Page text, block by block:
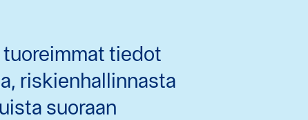
tiedot
riskienhallinnasta
suoraan